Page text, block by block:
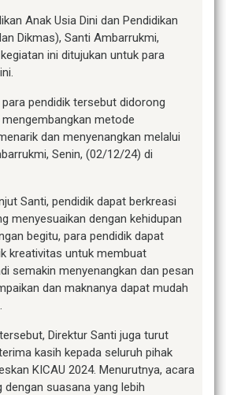
Anak Usia Dini dan Pendidikan
Dikmas), Santi Ambarrukmi,
ini ditujukan untuk para
para pendidik tersebut didorong
metode
dan menyenangkan melalui
Senin, (02/12/24) di
Santi, pendidik dapat berkreasi
menyesuaikan dengan kehidupan
begitu, para pendidik dapat
kreativitas untuk membuat
semakin menyenangkan dan pesan
dan maknanya dapat mudah
Direktur Santi juga turut
kasih kepada seluruh pihak
KICAU 2024. Menurutnya, acara
dengan suasana yang lebih